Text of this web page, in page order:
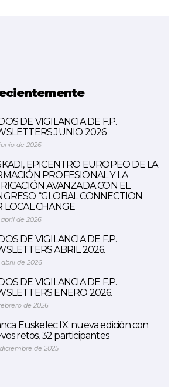
DE VIGILANCIA DE F.P.
JUNIO 2026.
de 2026
EPICENTRO EUROPEO DE LA
PROFESIONAL Y LA
AVANZADA CON EL
“GLOBAL CONNECTION
LOCAL CHANGE
abril de 2026
DE VIGILANCIA DE F.P.
ABRIL 2026.
abril de 2026
DE VIGILANCIA DE F.P.
ENERO 2026.
de 2026
Euskelec IX: nueva edición con
retos, 32 participantes
diciembre de 2025